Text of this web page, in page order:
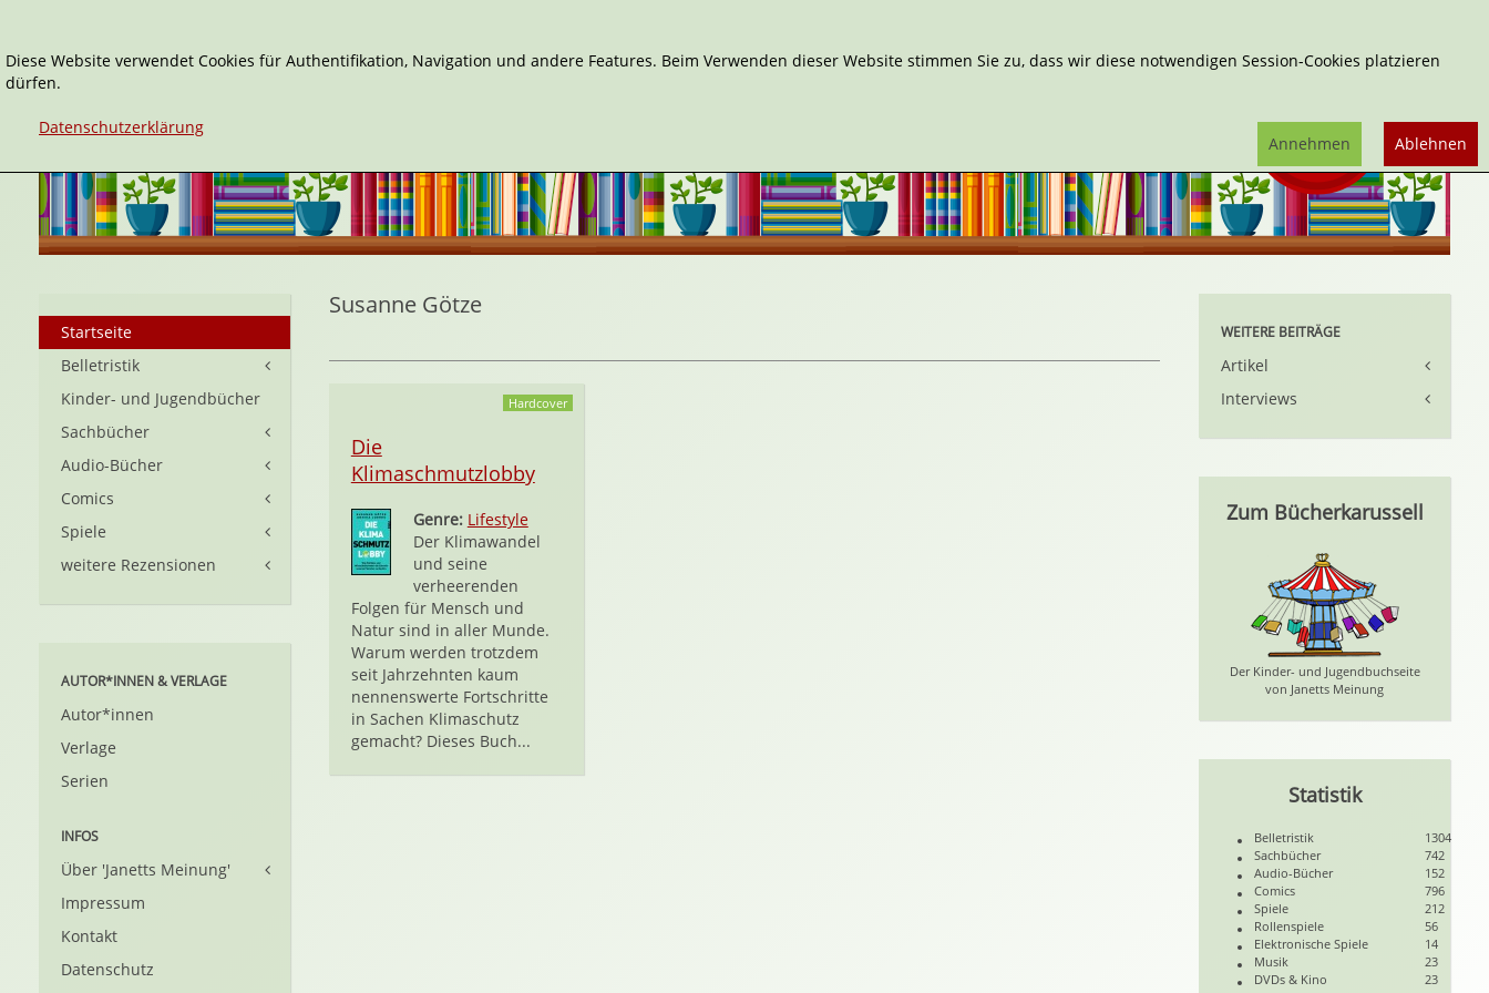
Susanne Götze
Hardcover
Die
Klimaschmutzlobby
Genre: Lifestyle
Der Klimawandel
und seine
verheerenden
Folgen für Mensch und
Natur sind in aller Munde.
Warum werden trotzdem
seit Jahrzehnten kaum
nennenswerte Fortschritte
in Sachen Klimaschutz
gemacht? Dieses Buch...
Startseite
Belletristik
Kinder- und Jugendbücher
Sachbücher
Audio-Bücher
Comics
Spiele
weitere Rezensionen
AUTOR*INNEN & VERLAGE
Autor*innen
Verlage
Serien
INFOS
Über 'Janetts Meinung'
Impressum
Kontakt
Datenschutz
WEITERE BEITRÄGE
Artikel
Interviews
Zum Bücherkarussell
Der Kinder- und Jugendbuchseite
von Janetts Meinung
Statistik
Belletristik
1304
Sachbücher
742
Audio-Bücher
152
Comics
796
Spiele
212
Rollenspiele
56
Elektronische Spiele
14
Musik
23
DVDs & Kino
23
Diese Website verwendet Cookies für Authentifikation, Navigation und andere Features. Beim Verwenden dieser Website stimmen Sie zu, dass wir diese notwendigen Session-Cookies platzieren
dürfen.
Datenschutzerklärung
Ablehnen
Annehmen